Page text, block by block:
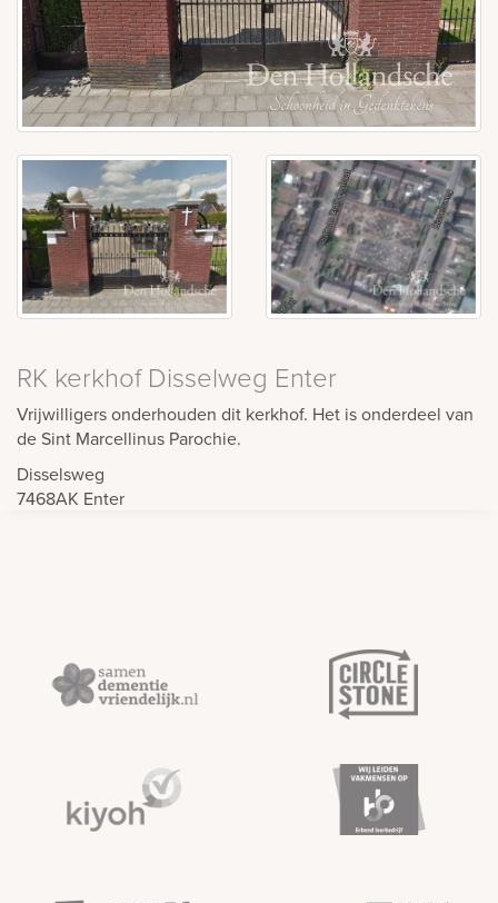
RK kerkhof Disselweg Enter
Vrijwilligers onderhouden dit kerkhof. Het is onderdeel van
de Sint Marcellinus Parochie.
Disselsweg
7468AK Enter